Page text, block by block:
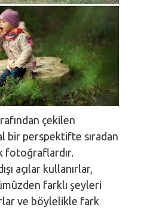
çekilen
bir perspektifte sıradan
fotoğraflardır.
açılar kullanırlar,
farklı şeyleri
ve böylelikle fark